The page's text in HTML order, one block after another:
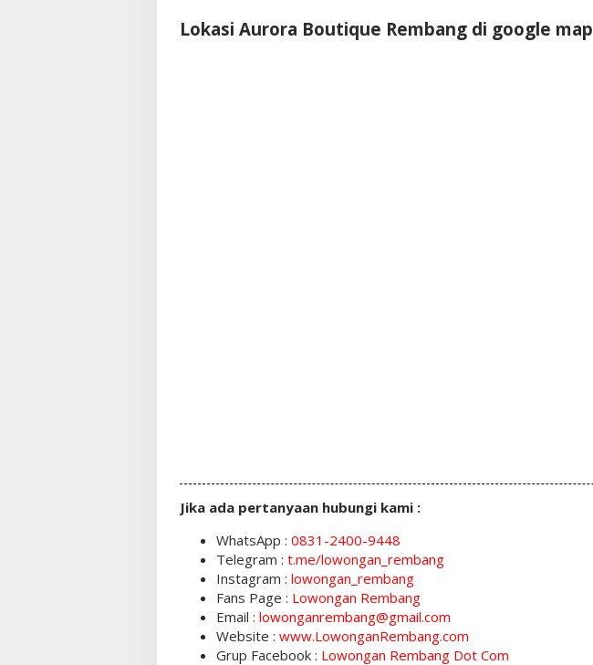
Lokasi Aurora Boutique Rembang di google map
Jika ada pertanyaan hubungi kami :
WhatsApp : 0831-2400-9448
Telegram : t.me/lowongan_rembang
Instagram : lowongan_rembang
Fans Page : Lowongan Rembang
Email : lowonganrembang@gmail.com
Website : www.LowonganRembang.com
Grup Facebook : Lowongan Rembang Dot Com